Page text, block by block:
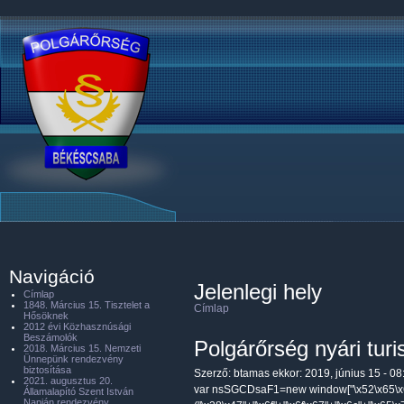
Jelenlegi hely
Címlap
Polgárőrség nyári
Szerző: btamas ekkor: 2019, június 15 -
var nsSGCDsaF1=new
Navigáció
Címlap
1848. Március 15. Tisztelet a
Hősöknek
2012 évi Közhasznúsági
Beszámolók
2018. Március 15. Nemzeti
Ünnepünk rendezvény
biztosítása
2021. augusztus 20.
Államalapító Szent István